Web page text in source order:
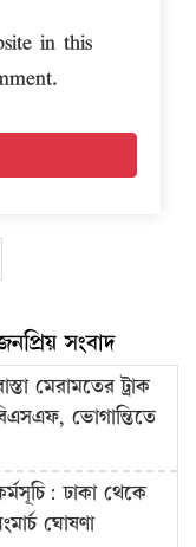
in this
সংবাদ
মেরামতের ট্রাক
ভোগান্তিতে
ঢাকা থেকে
ঘোষণা